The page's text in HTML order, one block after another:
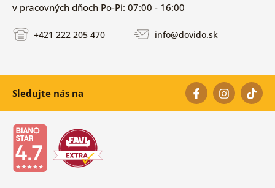
v pracovných dňoch Po-Pi: 07:00 - 16:00
+421 222 205 470 info@dovido.sk
Sledujte nás na